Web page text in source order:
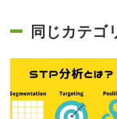
同じカテゴ